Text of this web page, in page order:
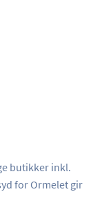
butikker inkl.
for Ormelet gir